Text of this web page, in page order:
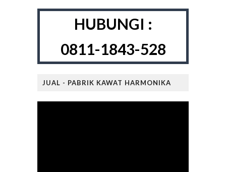
HUBUNGI :
0811-1843-528
JUAL - PABRIK KAWAT HARMONIKA